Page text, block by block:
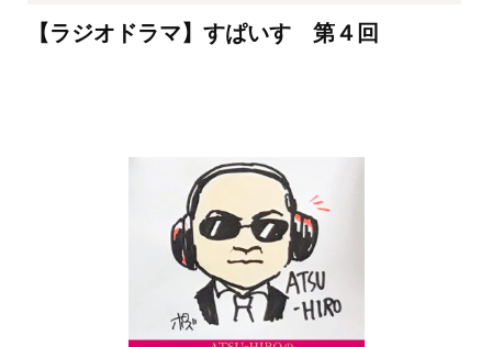
【ラジオドラマ】すぱいす 第４回